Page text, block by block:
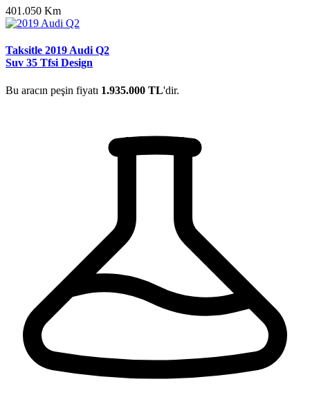
401.050 Km
Taksitle 2019 Audi Q2
Suv 35 Tfsi Design
Bu aracın peşin fiyatı 1.935.000 TL'dir.